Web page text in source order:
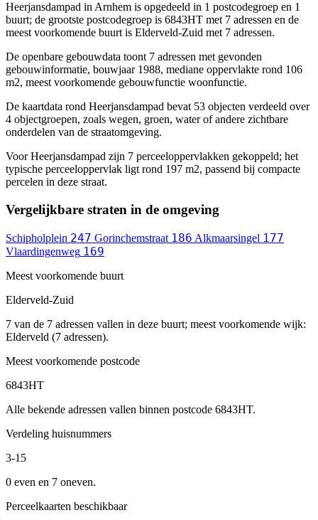
Heerjansdampad in Arnhem is opgedeeld in 1 postcodegroep en 1
buurt; de grootste postcodegroep is 6843HT met 7 adressen en de
meest voorkomende buurt is Elderveld-Zuid met 7 adressen.
De openbare gebouwdata toont 7 adressen met gevonden
gebouwinformatie, bouwjaar 1988, mediane oppervlakte rond 106
m2, meest voorkomende gebouwfunctie woonfunctie.
De kaartdata rond Heerjansdampad bevat 53 objecten verdeeld over
4 objectgroepen, zoals wegen, groen, water of andere zichtbare
onderdelen van de straatomgeving.
Voor Heerjansdampad zijn 7 perceeloppervlakken gekoppeld; het
typische perceeloppervlak ligt rond 197 m2, passend bij compacte
percelen in deze straat.
Vergelijkbare straten in de omgeving
Schipholplein 247 Gorinchemstraat 186 Alkmaarsingel 177
Vlaardingenweg 169
Meest voorkomende buurt
Elderveld-Zuid
7 van de 7 adressen vallen in deze buurt; meest voorkomende wijk:
Elderveld (7 adressen).
Meest voorkomende postcode
6843HT
Alle bekende adressen vallen binnen postcode 6843HT.
Verdeling huisnummers
3-15
0 even en 7 oneven.
Perceelkaarten beschikbaar